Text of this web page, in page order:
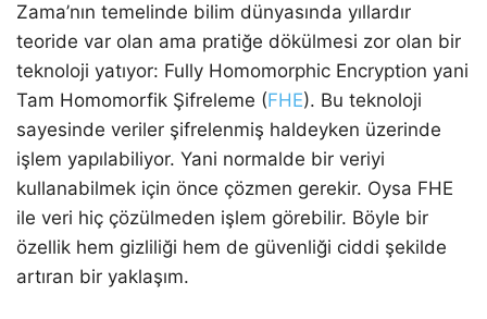
Zama’nın temelinde bilim dünyasında yıllardır
teoride var olan ama pratiğe dökülmesi zor olan bir
teknoloji yatıyor: Fully Homomorphic Encryption yani
Tam Homomorfik Şifreleme (FHE). Bu teknoloji
sayesinde veriler şifrelenmiş haldeyken üzerinde
işlem yapılabiliyor. Yani normalde bir veriyi
kullanabilmek için önce çözmen gerekir. Oysa FHE
ile veri hiç çözülmeden işlem görebilir. Böyle bir
özellik hem gizliliği hem de güvenliği ciddi şekilde
artıran bir yaklaşım.